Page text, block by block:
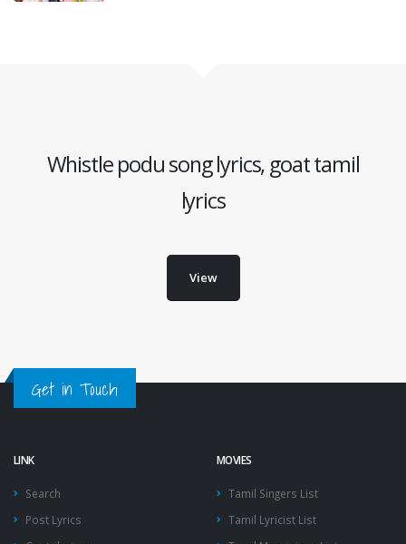
Whistle podu song lyrics, goat tamil
lyrics
View
Get in Touch
LINK
Search
Post Lyrics
MOVIES
Tamil Singers List
Tamil Lyricist List